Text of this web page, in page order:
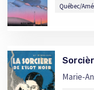
Québec/
Marie-